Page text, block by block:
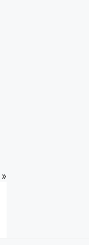
»